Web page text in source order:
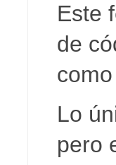
Este
de
Lo
pero